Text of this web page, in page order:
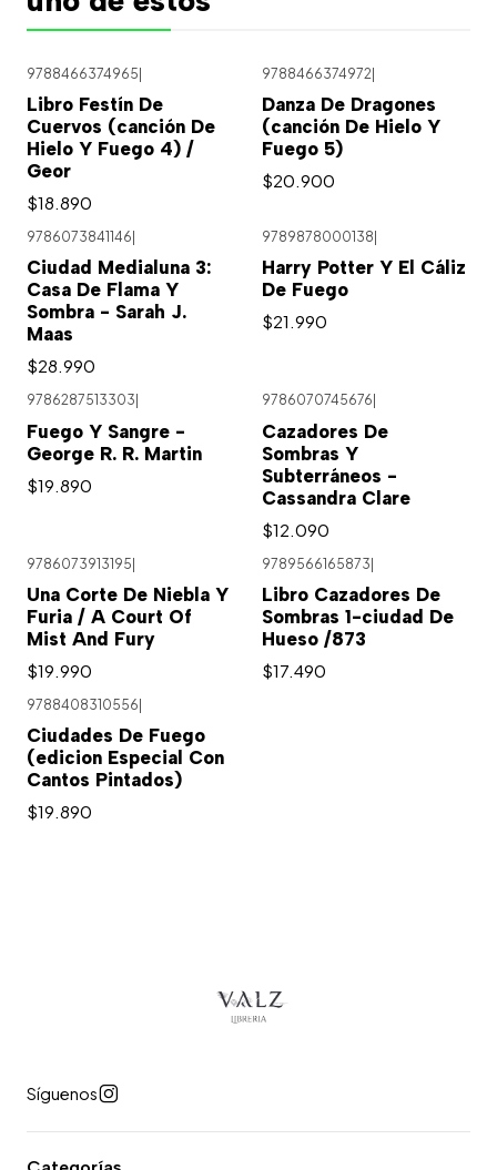
9788466374965|
Libro Festín De
Cuervos (canción De
Hielo Y Fuego 4) /
Geor
$18.890
9788466374972|
Danza De Dragones
(canción De Hielo Y
Fuego 5)
$20.900
9786073841146
Ciudad Medialuna 3:
Casa De Flama Y
Sombra - Sarah J.
Maas
$28.990
9789878000138
Harry Potter Y El Cáliz
De Fuego
$21.990
9786287513303
Fuego Y Sangre -
George R. R. Martin
$19.890
9786070745676
Cazadores De
Sombras Y
Subterráneos -
Cassandra Clare
$12.090
9786073913195|
Una Corte De Niebla Y
Furia / A Court Of
Mist And Fury
$19.990
9789566165873|
Libro Cazadores De
Sombras 1-ciudad De
Hueso /873
$17.490
9788408310556
Ciudades De Fuego
(edicion Especial Con
Cantos Pintados)
$19.890
Síguenos